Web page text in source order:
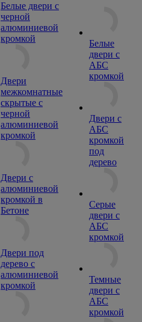
Белые двери с
черной
алюминиевой
кромкой
Двери
межкомнатные
скрытые с
черной
алюминиевой
кромкой
Двери с
алюминиевой
кромкой в
Бетоне
Двери под
дерево с
алюминиевой
кромкой
Белые
двери с
АБС
кромкой
Двери с
АБС
кромкой
под
дерево
Серые
двери с
АБС
кромкой
Темные
двери с
АБС
кромкой